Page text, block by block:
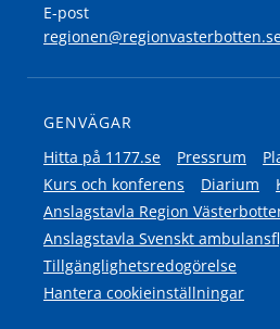
E-post
GENVÄGAR
Hitta på 1177.se
Pressrum
Kurs och konferens
Diarium
Anslagstavla Region
Anslagstavla Svenskt
Tillgänglighetsredogörelse
Hantera cookieinställningar